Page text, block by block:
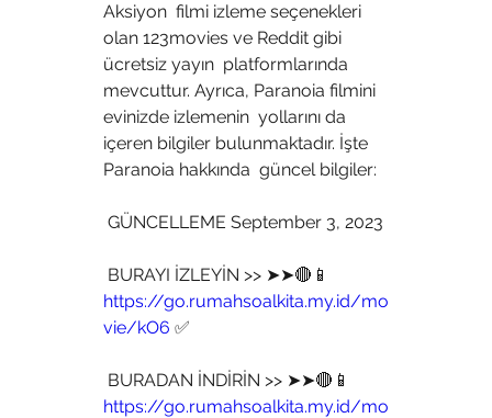
Aksiyon  filmi izleme seçenekleri
olan 123movies ve Reddit gibi
ücretsiz yayın  platformlarında
mevcuttur. Ayrıca, Paranoia filmini
evinizde izlemenin  yollarını da
içeren bilgiler bulunmaktadır. İşte
Paranoia hakkında  güncel bilgiler:
GÜNCELLEME September 3, 2023
https://go.rumahsoalkita.my.id/mo
vie/kO6 ✅
https://go.rumahsoalkita.my.id/mo